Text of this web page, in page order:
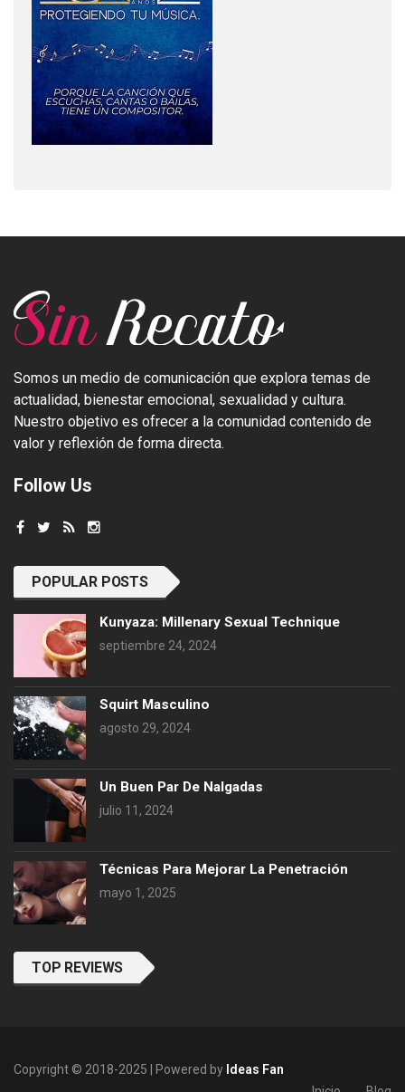
Somos un medio de comunicación que explora temas de
actualidad, bienestar emocional, sexualidad y cultura.
Nuestro objetivo es ofrecer a la comunidad contenido de
valor y reflexión de forma directa.
Follow Us
POPULAR POSTS
Kunyaza: Millenary Sexual Technique
septiembre 24, 2024
Squirt Masculino
agosto 29, 2024
Un Buen Par De Nalgadas
julio 11, 2024
Técnicas Para Mejorar La Penetración
mayo 1, 2025
TOP REVIEWS
Copyright © 2018-2025 | Powered by Ideas Fan